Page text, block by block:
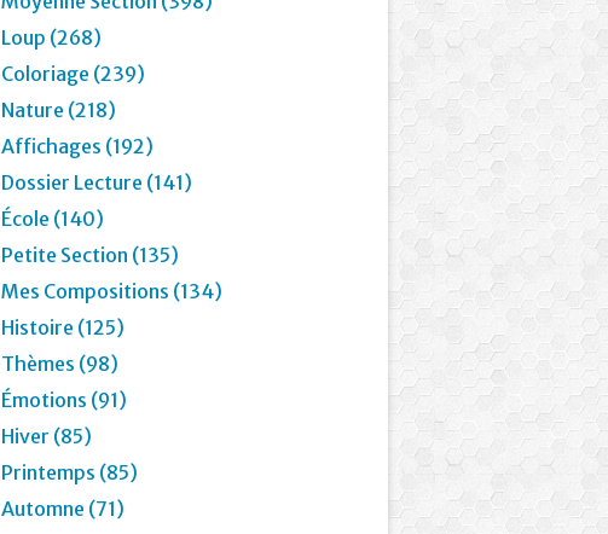
Loup (268)
Coloriage (239)
Nature (218)
Affichages (192)
Dossier Lecture (141)
École (140)
Petite Section (135)
Mes Compositions (134)
Histoire (125)
Thèmes (98)
Émotions (91)
Hiver (85)
Printemps (85)
Automne (71)